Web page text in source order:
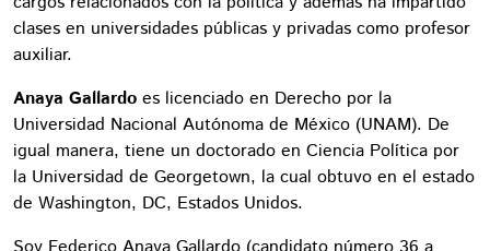
clases en universidades públicas y privadas como profesor
auxiliar.
Anaya Gallardo es licenciado en Derecho por la
Universidad Nacional Autónoma de México (UNAM). De
igual manera, tiene un doctorado en Ciencia Política por
la Universidad de Georgetown, la cual obtuvo en el estado
de Washington, DC, Estados Unidos.